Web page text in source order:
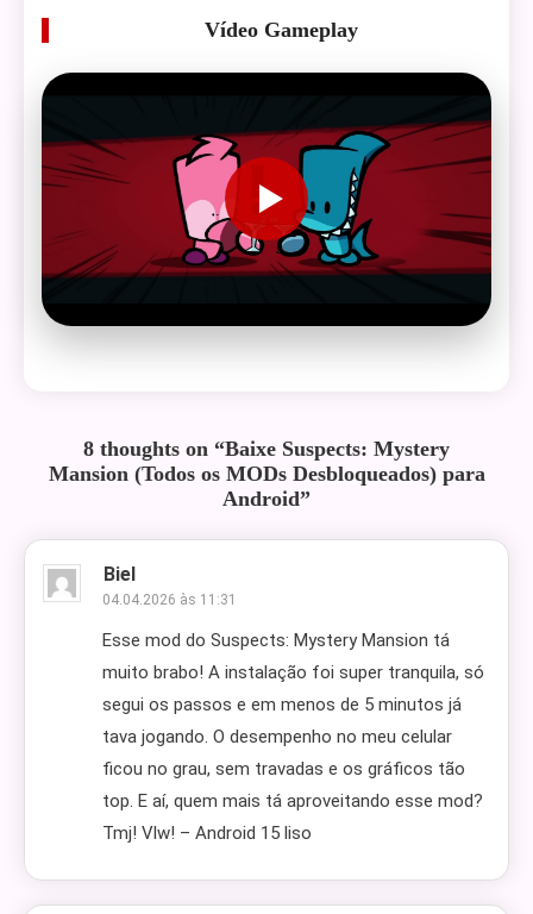
Vídeo Gameplay
8 thoughts on “Baixe Suspects: Mystery
Mansion (Todos os MODs Desbloqueados) para
Android”
Biel
04.04.2026 às 11:31
Esse mod do Suspects: Mystery Mansion tá
muito brabo! A instalação foi super tranquila, só
segui os passos e em menos de 5 minutos já
tava jogando. O desempenho no meu celular
ficou no grau, sem travadas e os gráficos tão
top. E aí, quem mais tá aproveitando esse mod?
Tmj! Vlw! – Android 15 liso